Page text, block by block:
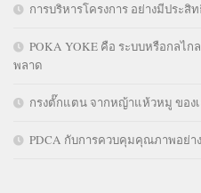
การบริหารโครงการ อย่างมีประสิ
POKA YOKE คือ ระบบหรือกลไ
พลาด
กรงตั๊กแตน จากหญ้าแห้วหมู ของ
PDCA กับการควบคุมคุณภาพอย่า